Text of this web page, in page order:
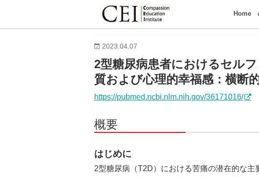
Home
2023.04.07
2型糖尿病患者におけるセル
質および心理的幸福感：横断
https://pubmed.ncbi.nlm.nih.gov/36171016/
概要
はじめに
2型糖尿病（T2D）における苦痛の潜在的な